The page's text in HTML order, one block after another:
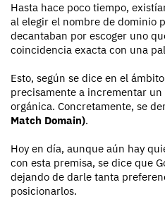
Hasta hace poco tiempo,
al elegir el nombre de dominio
decantaban por escoger uno
coincidencia exacta con una
Esto, según se dice en el
precisamente a incrementar
orgánica. Concretamente, se
Match Domain).
Hoy en día, aunque aún hay
con esta premisa, se dice que
dejando de darle tanta
posicionarlos.